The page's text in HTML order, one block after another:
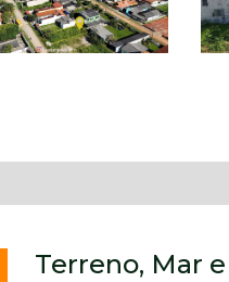
Terreno, Mar